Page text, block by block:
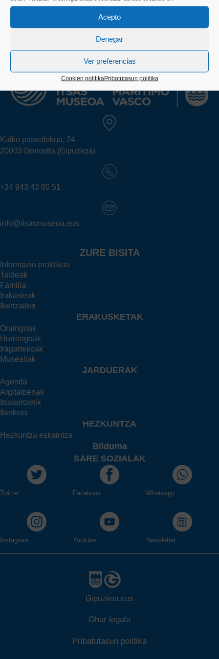
Acepto
Denegar
Ver preferencias
Cookien politikaPribatutasun politika
Kaiko pasealekua, 24
20003 Donostia (Gipuzkoa)
+34 943 43 00 51
info@itsasmuseoa.eus
ZURE BISITA
Informazio praktikoa
Taldeak
Familia
Irakasleak
Ikertzailea
ERAKUSKETAK
Oraingoak
Hurrengoak
Iraganekoak
Musealiak
JARDUERAK
Agenda
Argitalpenak
Itsasertzetik
Ikerketa
HEZKUNTZA
Hezkuntza eskaintza
Bilduma
SARE SOZIALAK
Twitter Facebook Whatsapp
Instagram Youtube Newsletter
Gipuzkoa.eus
Ohar legala
Pribatutasun politika